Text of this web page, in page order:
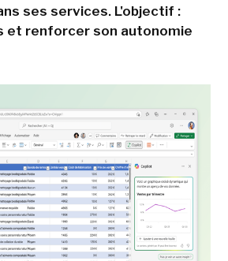
ses services. L'objectif :
et renforcer son autonomie